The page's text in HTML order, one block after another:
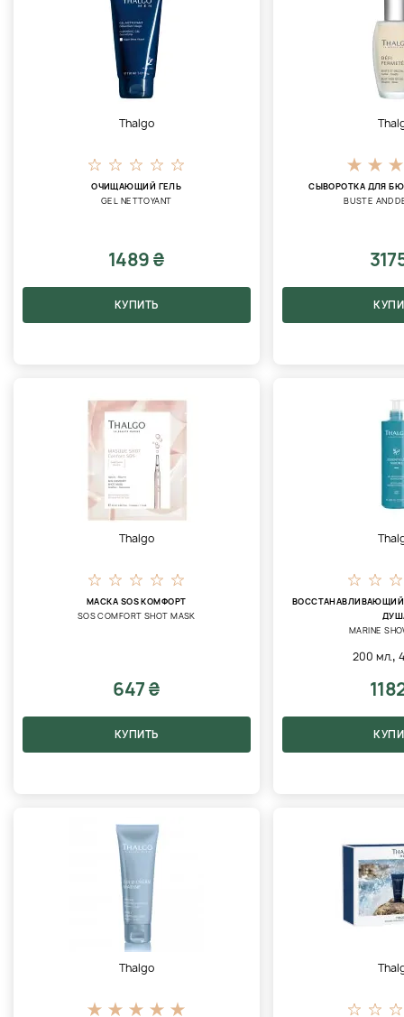
Thalgo
ОЧИЩАЮЩИЙ ГЕЛЬ
GEL NETTOYANT
1489 ₴
КУПИТЬ
СЫВОРОТКА ДЛЯ
BUSTE AND
Thalgo
МАСКА SOS КОМФОРТ
SOS COMFORT SHOT MASK
647 ₴
КУПИТЬ
MARINE
200 мл.,
Thalgo